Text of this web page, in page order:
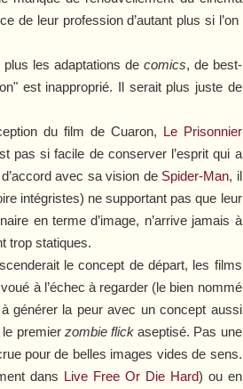
de leur profession d’autant plus si l’on
les adaptations de comics, de best-
est inapproprié. Il serait plus juste de
du film de Cuaron, Le Prisonnier
pas si facile de conserver l’esprit qui a
avec sa vision de Spider-Man, il
intégristes) ne supportant pas que leur
en terme d’image, n’arrive jamais à
trop statiques.
le concept de départ, les films
à l’échec à regarder (le bien nommé
générer la peur avec un concept aussi
le premier zombie flick aseptisé. Pas une
pour de belles images vides de sens.
dans Live Free Or Die Hard) ou en